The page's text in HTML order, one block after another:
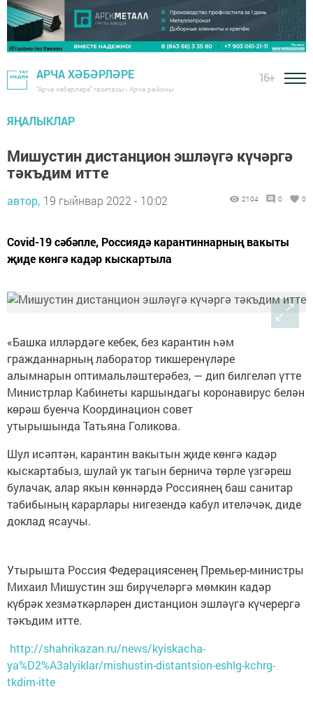
АРЧА ХӘБӘРЛӘРЕ
"Арча хәбәрләре" газетасы - Арча районы
16+
ЯҢАЛЫКЛАР
Мишустин дистанцион эшләүгә күчәргә
тәкъдим итте
автор, 19 гыйнвар 2022 - 10:02 2104 0 0
Covid-19 сәбәпле, Россиядә карантиннарның вакыты
җиде көнгә кадәр кыскартыла
«Башка илләрдәге кебек, без карантин һәм
гражданнарның лаборатор тикшеренүләре
алымнарын оптимальләштерәбез, — дип билгеләп үтте
Министрлар Кабинеты каршындагы коронавирус белән
көрәш буенча Координацион совет
утырышында Татьяна Голикова.
Шул исәптән, карантин вакытын җиде көнгә кадәр
кыскартабыз, шулай ук тагын берничә төрле үзгәреш
булачак, алар якын көннәрдә Россиянең баш санитар
табибының карарлары нигезендә кабул ителәчәк, диде
доклад ясаучы.
Утырышта Россия Федерациясенең Премьер-министры
Михаил Мишустин эш бирүчеләргә мөмкин кадәр
күбрәк хезмәткәрләрен дистанцион эшләүгә күчерергә
тәкъдим итте.
http://shahrikazan.ru/news/kyiskacha-
ya%D2%A3alyiklar/mishustin-distantsion-eshlg-kchrg-
tkdim-itte